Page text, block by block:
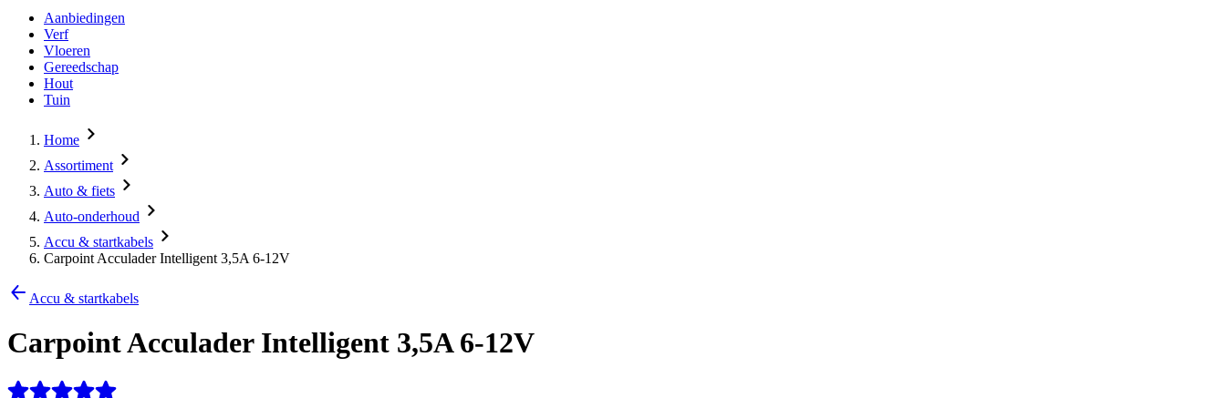
Aanbiedingen
Verf
Vloeren
Gereedschap
Hout
Tuin
Home
Assortiment
Auto & fiets
Auto-onderhoud
Accu & startkabels
Carpoint Acculader Intelligent 3,5A 6-12V
Accu & startkabels
Carpoint Acculader Intelligent 3,5A 6-12V